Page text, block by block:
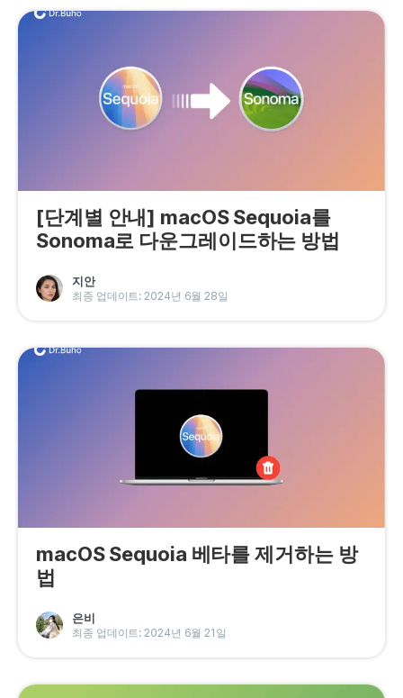
[단계별 안내] macOS Sequoia를
Sonoma로 다운그레이드하는 방법
지안
최종 업데이트: 2024년 6월 28일
macOS Sequoia 베타를 제거하는 방
법
은비
최종 업데이트: 2024년 6월 21일